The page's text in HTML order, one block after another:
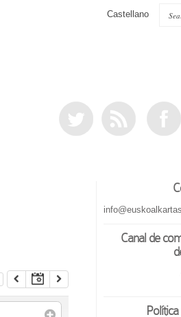
Castellano
Canal de